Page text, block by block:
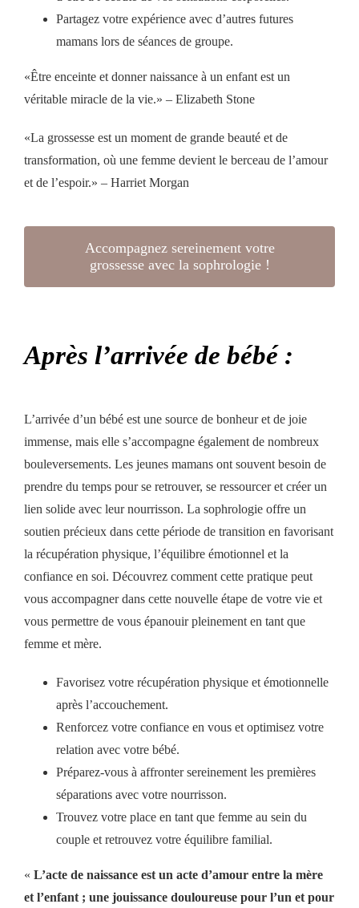
Partagez votre expérience avec d’autres futures
mamans lors de séances de groupe.
«Être enceinte et donner naissance à un enfant est un
véritable miracle de la vie.» – Elizabeth Stone
«La grossesse est un moment de grande beauté et de
transformation, où une femme devient le berceau de l’amour
et de l’espoir.» – Harriet Morgan
Accompagnez sereinement votre
grossesse avec la sophrologie !
Après l’arrivée de bébé :
L’arrivée d’un bébé est une source de bonheur et de joie
immense, mais elle s’accompagne également de nombreux
bouleversements. Les jeunes mamans ont souvent besoin de
prendre du temps pour se retrouver, se ressourcer et créer un
lien solide avec leur nourrisson. La sophrologie offre un
soutien précieux dans cette période de transition en favorisant
la récupération physique, l’équilibre émotionnel et la
confiance en soi. Découvrez comment cette pratique peut
vous accompagner dans cette nouvelle étape de votre vie et
vous permettre de vous épanouir pleinement en tant que
femme et mère.
Favorisez votre récupération physique et émotionnelle
après l’accouchement.
Renforcez votre confiance en vous et optimisez votre
relation avec votre bébé.
Préparez-vous à affronter sereinement les premières
séparations avec votre nourrisson.
Trouvez votre place en tant que femme au sein du
couple et retrouvez votre équilibre familial.
« L’acte de naissance est un acte d’amour entre la mère
et l’enfant ; une jouissance douloureuse pour l’un et pour